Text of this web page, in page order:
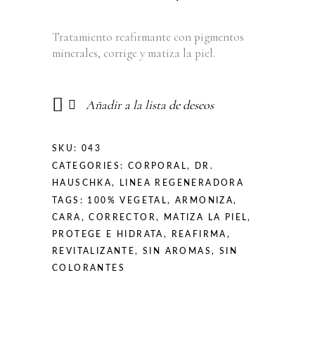
Tratamiento reafirmante con pigmentos
minerales, corrige y matiza la piel.
Añadir a la lista de deseos
SKU: 043
CATEGORIES: CORPORAL,
DR.
HAUSCHKA, LINEA REGENERADORA
TAGS: 100% VEGETAL,ARMONIZA,
CARA ,CORRECTOR, MATIZA LA PIEL,
PROTEGE E HIDRATA , REAFIRMA ,
REVITALIZANTE,SIN AROMAS, SIN
COLORANTES